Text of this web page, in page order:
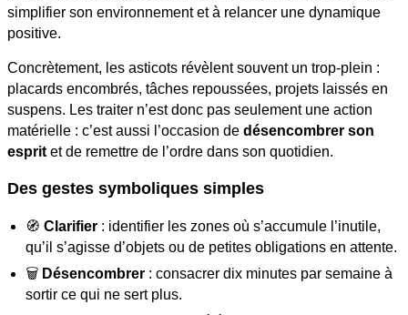
simplifier son environnement et à relancer une dynamique
positive.
Concrètement, les asticots révèlent souvent un trop-plein :
placards encombrés, tâches repoussées, projets laissés en
suspens. Les traiter n’est donc pas seulement une action
matérielle : c’est aussi l’occasion de désencombrer son
esprit et de remettre de l’ordre dans son quotidien.
Des gestes symboliques simples
🧭 Clarifier : identifier les zones où s’accumule l’inutile,
qu’il s’agisse d’objets ou de petites obligations en attente.
🗑️ Désencombrer : consacrer dix minutes par semaine à
sortir ce qui ne sert plus.